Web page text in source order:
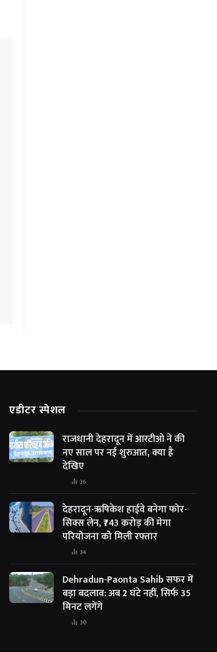
एडीटर स्पेशल
राजधानी देहरादून में आरटीओ ने की
नए साल पर नई शुरुआत, क्या है
देखिए
36
देहरादून-ऋषिकेश हाईवे बनेगा फोर-
सिक्स लेन, ₹743 करोड़ की मेगा
परियोजना को मिली रफ्तार
34
Dehradun-Paonta Sahib सफर में
बड़ा बदलाव: अब 2 घंटे नहीं, सिर्फ 35
मिनट लगेंगे
30